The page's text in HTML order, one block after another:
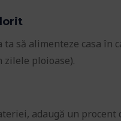
să alimenteze casa
ploioase).
adaugă un procent